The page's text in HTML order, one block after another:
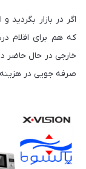
اگر در بازار
که هم برای اقلام
خارجی در حال حاضر در
صرفه جویی در